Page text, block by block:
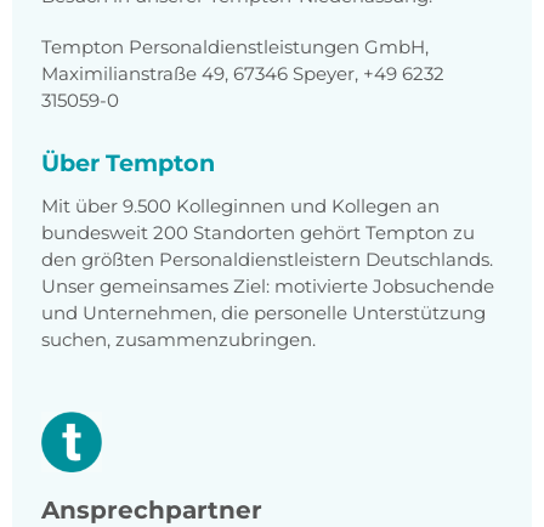
Tempton Personaldienstleistungen GmbH,
Maximilianstraße 49, 67346 Speyer, +49 6232
315059-0
Über Tempton
Mit über 9.500 Kolleginnen und Kollegen an
bundesweit 200 Standorten gehört Tempton zu
den größten Personaldienstleistern Deutschlands.
Unser gemeinsames Ziel: motivierte Jobsuchende
und Unternehmen, die personelle Unterstützung
suchen, zusammenzubringen.
Ansprechpartner